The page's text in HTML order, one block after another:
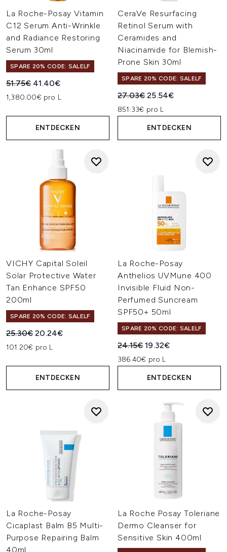
La Roche-Posay Vitamin
C12 Serum Anti-Wrinkle
and Radiance Restoring
Serum 30ml
SPARE 20% CODE: SALELF
Unverbindliche Preisempfehlung:
51.75€ Aktueller Preis:
41.40€
1,380.00€ pro L
ENTDECKEN
CeraVe Resurfacing
Retinol Serum with
Ceramides and
Niacinamide for Blemish-
Prone Skin 30ml
SPARE 20% CODE: SALELF
Unverbindliche
27.03€Aktueller Preis:
25.54€
851.33€ pro L
ENTDECKEN
VICHY Capital Soleil
Solar Protective Water
Tan Enhance SPF50
200ml
SPARE 20% CODE: SALELF
Unverbindliche Preisempfehlung:
25.30€Aktueller Preis:
20.24€
101.20€ pro L
ENTDECKEN
La Roche-Posay
Anthelios UVMune 400
Invisible Fluid Non-
Perfumed Suncream
SPF50+ 50ml
SPARE 20% CODE: SALELF
Unverbindliche
24.15€Aktueller Preis:
19.32€
386.40€ pro L
ENTDECKEN
La Roche-Posay
Cicaplast Balm B5 Multi-
Purpose Repairing Balm
40ml
La Roche Posay Toleriane
Dermo Cleanser for
Sensitive Skin 400ml